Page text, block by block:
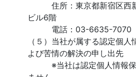
住所：東京都新宿区西新
ビル6階
電話：03-6635-7070
（５）当社が属する認定個
よび苦情の解決の申し出先
※当社は認定個人情報保